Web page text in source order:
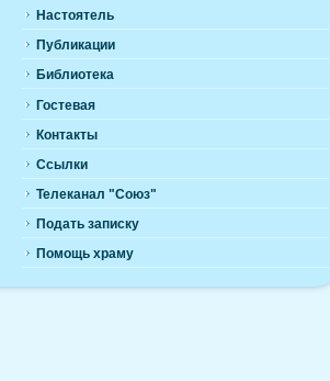
Настоятель
Публикации
Библиотека
Гостевая
Контакты
Ссылки
Телеканал "Союз"
Подать записку
Помощь храму